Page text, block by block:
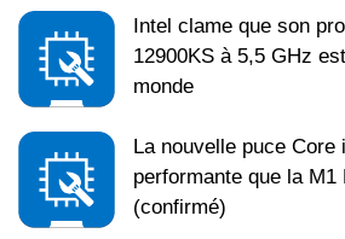
Intel clame que son
12900KS à 5,5 GHz
monde
La nouvelle puce Core
performante que la M1
(confirmé)